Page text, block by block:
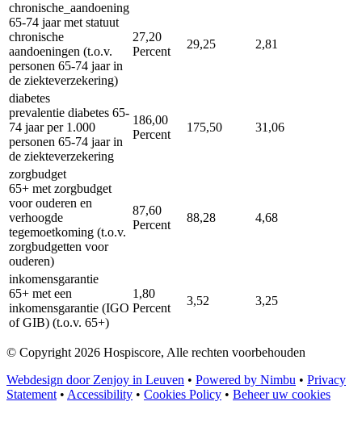
chronische_aandoening
65-74 jaar met statuut
chronische
aandoeningen (t.o.v.
personen 65-74 jaar in
de ziekteverzekering)
27,20
Percent
29,25 2,81
diabetes
prevalentie diabetes 65-
74 jaar per 1.000
personen 65-74 jaar in
de ziekteverzekering
186,00
Percent
175,50 31,06
zorgbudget
65+ met zorgbudget
voor ouderen en
verhoogde
tegemoetkoming (t.o.v.
zorgbudgetten voor
ouderen)
87,60
Percent
88,28 4,68
inkomensgarantie
65+ met een
inkomensgarantie (IGO
of GIB) (t.o.v. 65+)
1,80
Percent
3,52 3,25
© Copyright 2026 Hospiscore, Alle rechten voorbehouden
Webdesign door Zenjoy in Leuven • Powered by Nimbu • Privacy
Statement • Accessibility • Cookies Policy • Beheer uw cookies